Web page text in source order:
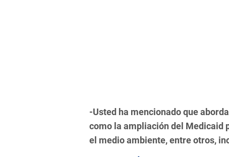
-Usted ha mencionado que
como la ampliación del Medicaid
el medio ambiente, entre otros,